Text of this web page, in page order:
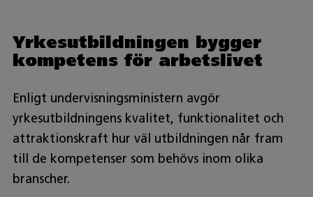
Yrkesutbildningen bygger
kompetens för arbetslivet
Enligt undervisningsministern avgör
yrkesutbildningens kvalitet, funktionalitet och
attraktionskraft hur väl utbildningen når fram
till de kompetenser som behövs inom olika
branscher.